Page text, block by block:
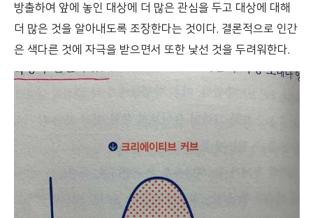
방출하여 앞에 놓인 대상에 더 많은 관심을 두고 대상에 대해
더 많은 것을 알아내도록 조장한다는 것이다. 결론적으로 인간
은 색다른 것에 자극을 받으면서 또한 낯선 것을 두려워한다.